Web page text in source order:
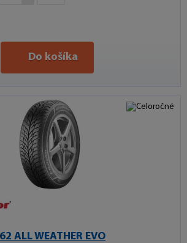
Do košíka
ALL WEATHER EVO